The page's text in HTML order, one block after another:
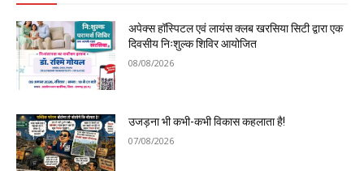
अपेक्स हॉस्पिटल एवं लायंस क्लब खरसिया सिटी द्वारा एक
दिवसीय निःशुल्क शिविर आयोजित
08/08/2026
उजड़ना भी कभी-कभी विकास कहलाता है!
07/08/2026